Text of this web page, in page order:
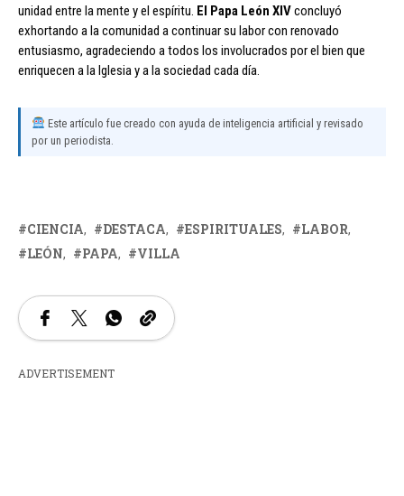
unidad entre la mente y el espíritu. El Papa León XIVconcluyó
exhortando a la comunidad a continuar su labor con renovado
entusiasmo, agradeciendo a todos los involucrados por el bien que
enriquecen a la Iglesia y a la sociedad cada día.
Este artículo fue creado con ayuda de inteligencia artificial y revisado
por un periodista.
CIENCIA DESTACA ESPIRITUALES
LABOR
LEÓN
PAPA VILLA
ADVERTISEMENT